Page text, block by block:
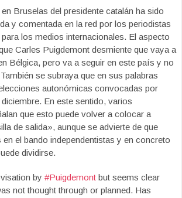
Bruselas del presidente catalán ha sido
y comentada en la red por los periodistas
los medios internacionales. El aspecto
Carles Puigdemont desmiente que vaya a
Bélgica, pero va a seguir en este país y no
se subraya que en sus palabras
autonómicas convocadas por
En este sentido, varios
que esto puede volver a colocar a
de salida», aunque se advierte de que
en el bando independentistas y en concreto
dividirse.
by #Puigdemont but seems clear
not thought through or planned. Has